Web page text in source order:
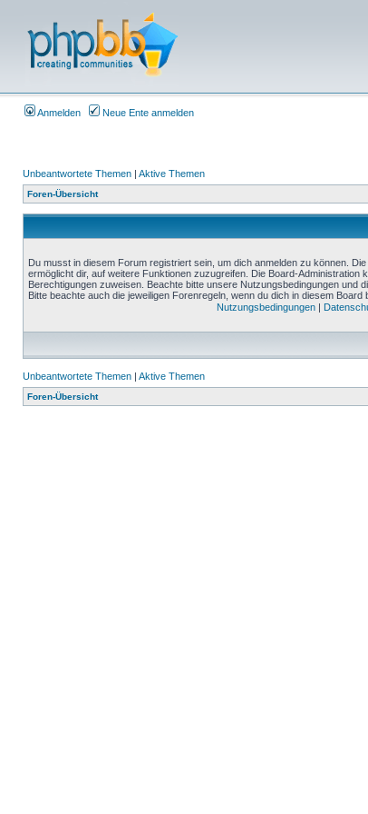
Anmelden Neue Ente anmelden
Unbeantwortete Themen | Aktive Themen
Foren-Übersicht
Du musst in diesem Forum registriert sein, um dich anmelden zu können.
ermöglicht dir, auf weitere Funktionen zuzugreifen. Die Board-
Berechtigungen zuweisen. Beachte bitte unsere Nutzungsbedingungen und
Bitte beachte auch die jeweiligen Forenregeln, wenn du dich in diesem Board
Nutzungsbedingungen |
Unbeantwortete Themen | Aktive Themen
Foren-Übersicht